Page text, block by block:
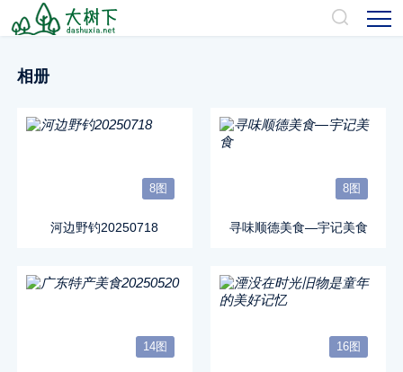
相册
河边野钓20250718
8图
寻味顺德美食—宇记美食
8图
14图 16图